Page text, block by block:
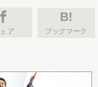
B!
ブックマーク